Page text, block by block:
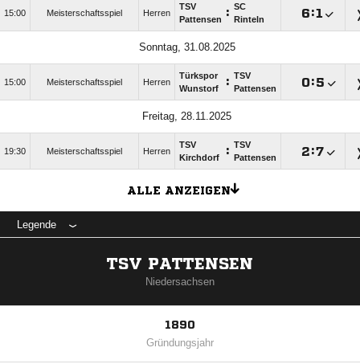
15:00 Meisterschaftsspiel Herren
TSV
Pattensen : SC
Rinteln
:
Sonntag, 31.08.2025
15:00 Meisterschaftsspiel Herren
Türkspor
Wunstorf
: TSV
Pattensen
:
Freitag, 28.11.2025
19:30 Meisterschaftsspiel Herren
TSV
Kirchdorf
: TSV
Pattensen
:
ALLE ANZEIGEN
Legende
TSV PATTENSEN
Niedersachsen
1890
Gründungsjahr